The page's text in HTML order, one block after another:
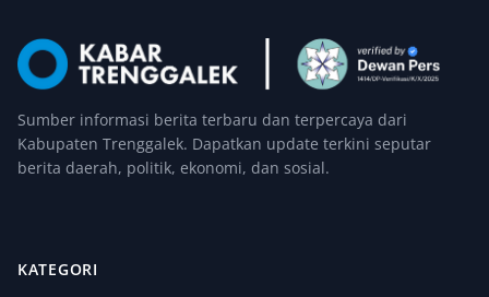
Sumber informasi berita terbaru dan terpercaya dari
Kabupaten Trenggalek. Dapatkan update terkini seputar
berita daerah, politik, ekonomi, dan sosial.
KATEGORI